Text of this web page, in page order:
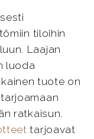
tiloihin
Laajan
luoda
tuote on
ratkaisun.
tarjoavat